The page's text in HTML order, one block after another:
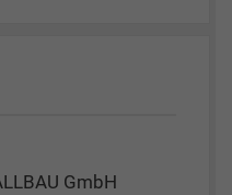
GmbH